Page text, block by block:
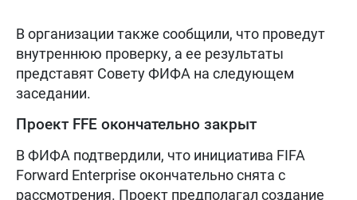
В организации также сообщили, что проведут
внутреннюю проверку, а ее результаты
представят Совету ФИФА на следующем
заседании.
Проект FFE окончательно закрыт
В ФИФА подтвердили, что инициатива FIFA
Forward Enterprise окончательно снята с
рассмотрения. Проект предполагал создание